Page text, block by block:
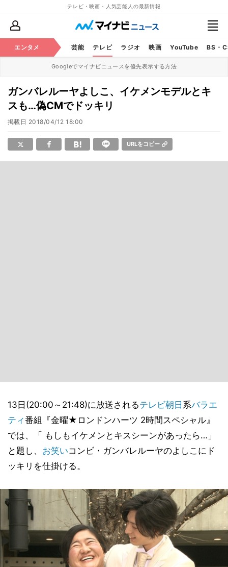
テレビ・映画・人気芸能人の最新情報
エンタメ 芸能 テレビ ラジオ 映画 YouTube BS・
Googleでマイナビニュースを優先表示する方法
ガンバレルーヤよしこ、イケメンモデルとキ
スも…偽CMでドッキリ
掲載日 2018/04/12 18:00
URLをコピー
13日(20:00～21:48)に放送されるテレビ朝日 系バラエ
ティ番組『金曜★ロンドンハーツ 2時間スペシャル』
では、「 もしもイケメンとキスシーンがあったら…」
と題し、 お笑いコンビ・ガンバレルーヤのよしこにド
ッキリを仕掛ける。